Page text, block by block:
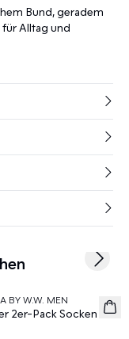
Bund, geradem
für Alltag und
BY W.W. MEN
2er-Pack Socken
Next